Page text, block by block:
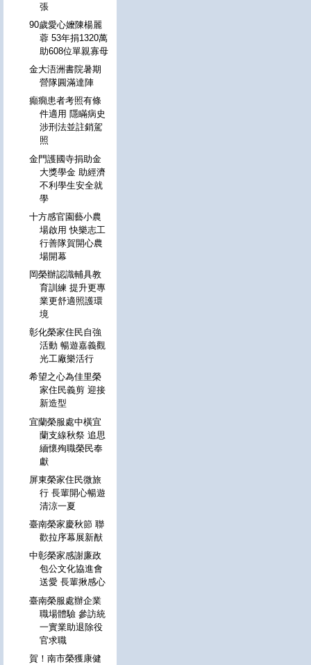
張
90歲愛心嬤陳楊麗
蓉 53年捐1320萬
助608位單親寡母
金大浯洲書院暑期
營隊圓滿達陣
癲癇患者考照有條
件適用 隱瞞病史
涉刑法並註銷駕
照
金門護國寺捐助金
大獎學金 助經濟
不利學生安全就
學
十方感官園藝小農
場啟用 快樂志工
行善隊賀開心農
場開幕
岡榮辦認識輔具教
育訓練 提升更專
業更舒適照護環
境
彰化榮家住民自強
活動 暢遊嘉義觀
光工廠樂活行
希望之心為佳里榮
家住民義剪 迎接
新造型
宜蘭榮服處中橫宜
蘭支線秋祭 追思
緬懷殉職榮民奉
獻
屏東榮家住民微旅
行 長輩開心暢遊
清涼一夏
臺南榮家慶秋節 聯
歡拉序幕展新猷
中彰榮家感謝廉政
包公文化協進會
送愛 長輩揪感心
臺南榮服處辦企業
職場體驗 參訪統
一實業助退除役
官求職
賀！南市榮獲康健